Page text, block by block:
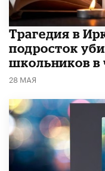
Трагедия в
подросток
школьников
28 МАЯ